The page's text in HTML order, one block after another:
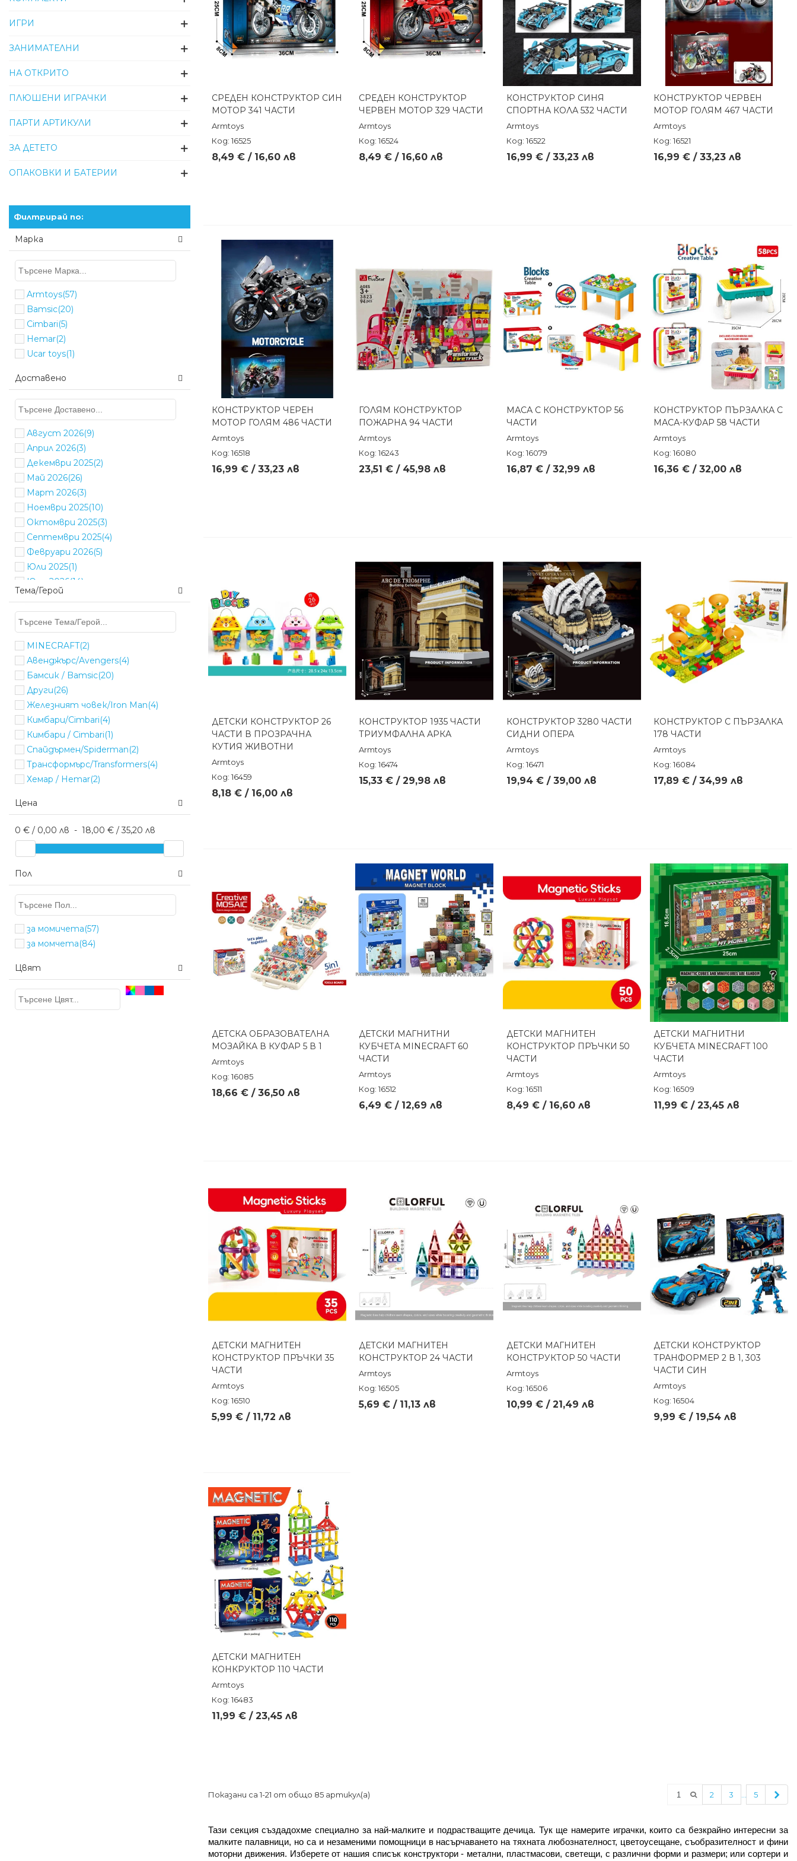
ИГРИ
ЗАНИМАТЕЛНИ
НА ОТКРИТО
ПЛЮШЕНИ ИГРАЧКИ
ПАРТИ АРТИКУЛИ
ЗА ДЕТЕТО
ОПАКОВКИ И БАТЕРИИ
Филтрирай по:
Марка
Armtoys(57)
Bamsic(20)
Cimbari(5)
Hemar(2)
Ucar toys(1)
Доставено
Август 2026(9)
Април 2026(3)
Декември 2025(2)
Май 2026(26)
Март 2026(3)
Ноември 2025(10)
Октомври 2025(3)
Септември 2025(4)
Февруари 2026(5)
Юли 2025(1)
Юни 2026(14)
Януари 2026
Тема/Герой
MINECRAFT(2)
Авенджърс/Avengers(4)
Бамсик / Bamsic(20)
Други(26)
Железният човек/Iron Man(4)
Кимбари/Cimbari(4)
Кимбари / Cimbari(1)
Спайдърмен/Spiderman(2)
Трансформърс/Transformers(4)
Хемар / Hemar(2)
Цена
0 € / 0,00 лв - 18,00 € / 35,20 лв
Пол
за момичета(57)
за момчета(84)
Цвят
Бърз преглед
СРЕДЕН КОНСТРУКТОР СИН
МОТОР 341 ЧАСТИ
Armtoys
Код: 16525
8,49 € / 16,60 лв
Бърз преглед
СРЕДЕН КОНСТРУКТОР
ЧЕРВЕН МОТОР 329 ЧАСТИ
Armtoys
Код: 16524
8,49 € / 16,60 лв
Бърз преглед
КОНСТРУКТОР СИНЯ
СПОРТНА КОЛА 532 ЧАСТИ
Armtoys
Код: 16522
16,99 € / 33,23 лв
Бърз преглед
КОНСТРУКТОР ЧЕРВЕН
МОТОР ГОЛЯМ 467 ЧАСТИ
Armtoys
Код: 16521
16,99 € / 33,23 лв
Бърз преглед
КОНСТРУКТОР ЧЕРЕН
МОТОР ГОЛЯМ 486 ЧАСТИ
Armtoys
Код: 16518
16,99 € / 33,23 лв
Бърз преглед
ГОЛЯМ КОНСТРУКТОР
ПОЖАРНА 94 ЧАСТИ
Armtoys
Код: 16243
23,51 € / 45,98 лв
Бърз преглед
МАСА С КОНСТРУКТОР 56
ЧАСТИ
Armtoys
Код: 16079
16,87 € / 32,99 лв
Бърз преглед
КОНСТРУКТОР ПЪРЗАЛКА С
МАСА-КУФАР 58 ЧАСТИ
Armtoys
Код: 16080
16,36 € / 32,00 лв
Бърз преглед
ДЕТСКИ КОНСТРУКТОР 26
ЧАСТИ В ПРОЗРАЧНА
КУТИЯ ЖИВОТНИ
Armtoys
Код: 16459
8,18 € / 16,00 лв
Бърз преглед
КОНСТРУКТОР 1935 ЧАСТИ
ТРИУМФАЛНА АРКА
Armtoys
Код: 16474
15,33 € / 29,98 лв
Бърз преглед
КОНСТРУКТОР 3280 ЧАСТИ
СИДНИ ОПЕРА
Armtoys
Код: 16471
19,94 € / 39,00 лв
Бърз преглед
КОНСТРУКТОР С ПЪРЗАЛКА
178 ЧАСТИ
Armtoys
Код: 16084
17,89 € / 34,99 лв
Бърз преглед
ДЕТСКА ОБРАЗОВАТЕЛНА
МОЗАЙКА В КУФАР 5 В 1
Armtoys
Код: 16085
18,66 € / 36,50 лв
Бърз преглед
ДЕТСКИ МАГНИТНИ
КУБЧЕТА MINECRAFT 60
ЧАСТИ
Armtoys
Код: 16512
6,49 € / 12,69 лв
Бърз преглед
ДЕТСКИ МАГНИТЕН
КОНСТРУКТОР ПРЪЧКИ 50
ЧАСТИ
Armtoys
Код: 16511
8,49 € / 16,60 лв
Бърз преглед
ДЕТСКИ МАГНИТНИ
КУБЧЕТА MINECRAFT 100
ЧАСТИ
Armtoys
Код: 16509
11,99 € / 23,45 лв
Бърз преглед
ДЕТСКИ МАГНИТЕН
КОНСТРУКТОР ПРЪЧКИ 35
ЧАСТИ
Armtoys
Код: 16510
5,99 € / 11,72 лв
Бърз преглед
ДЕТСКИ МАГНИТЕН
КОНСТРУКТОР 24 ЧАСТИ
Armtoys
Код: 16505
5,69 € / 11,13 лв
Бърз преглед
ДЕТСКИ МАГНИТЕН
КОНСТРУКТОР 50 ЧАСТИ
Armtoys
Код: 16506
10,99 € / 21,49 лв
Бърз преглед
ДЕТСКИ КОНСТРУКТОР
ТРАНФОРМЕР 2 В 1, 303
ЧАСТИ СИН
Armtoys
Код: 16504
9,99 € / 19,54 лв
Бърз преглед
ДЕТСКИ МАГНИТЕН
КОНКРУКТОР 110 ЧАСТИ
Armtoys
Код: 16483
11,99 € / 23,45 лв
Показани са 1-21 от общо 85 артикул(а) 2 3 5
Тази секция създадохме специално за най-малките и подрастващите дечица. Тук ще намерите играчки, които са безкрайно интересни за
малките палавници, но са и незаменими помощници в насърчаването на тяхната любознателност, цветоусещане, съобразителност и фини
моторни движения. Изберете от нашия списък конструктори - метални, пластмасови, светещи, с различни форми и размери; или сортери и